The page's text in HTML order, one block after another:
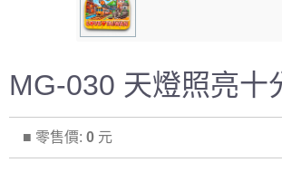
MG-030 天燈照亮十
■ 零售價: 0 元